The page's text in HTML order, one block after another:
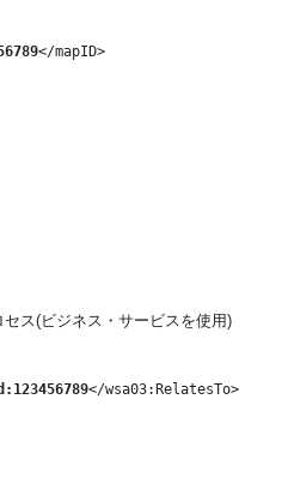
</mapID>
ス(ビジネス・サービスを使用)
</wsa03:RelatesTo>